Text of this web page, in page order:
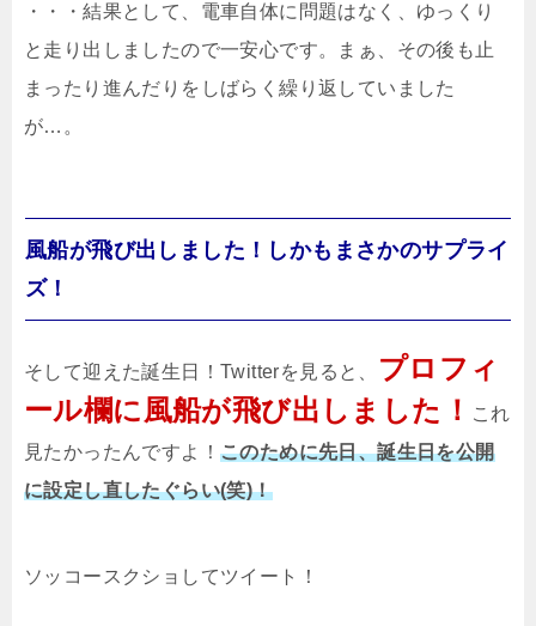
・・・結果として、電車自体に問題はなく、ゆっくり
と走り出しましたので一安心です。まぁ、その後も止
まったり進んだりをしばらく繰り返していました
が…。
風船が飛び出しました！しかもまさかのサプライ
ズ！
そして迎えた誕生日！Twitterを見ると、
プロフィ
ール欄に風船が飛び出しました！
これ
見たかったんですよ！ このために先日、誕生日を公開
に設定し直したぐらい(笑)！
ソッコースクショしてツイート！